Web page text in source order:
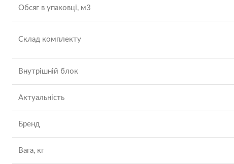
Обсяг в упаковці, м3
Склад комплекту
Внутрішній блок
Актуальність
Бренд
Вага, кг